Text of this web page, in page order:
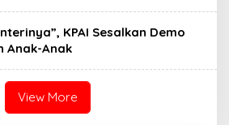
KPAI Sesalkan Demo
Anak-Anak
View More